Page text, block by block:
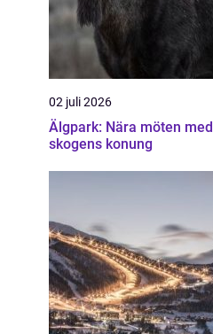
02 juli 2026
Älgpark: Nära möten med
skogens konung